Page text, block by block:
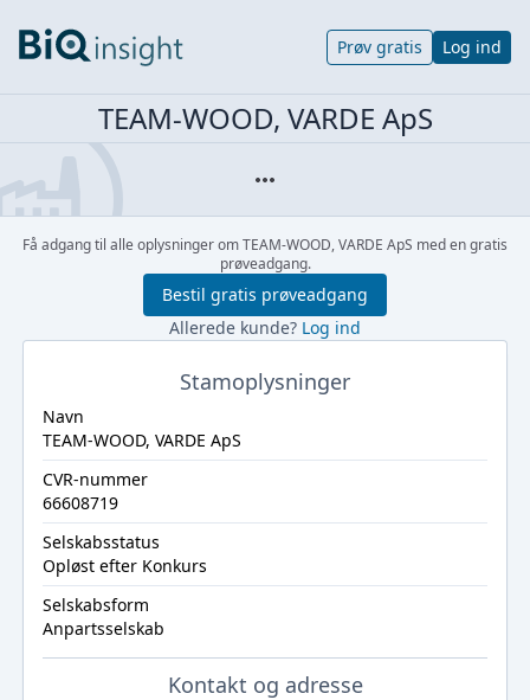
Prøv gratis Log ind
TEAM-WOOD, VARDE ApS
Få adgang til alle oplysninger om TEAM-WOOD, VARDE ApS med en gratis
prøveadgang.
Bestil gratis prøveadgang
Allerede kunde? Log ind
Stamoplysninger
Navn
TEAM-WOOD, VARDE ApS
CVR-nummer
66608719
Selskabsstatus
Opløst efter Konkurs
Selskabsform
Anpartsselskab
Kontakt og adresse